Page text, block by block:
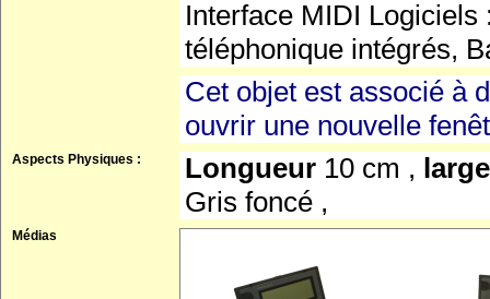
Interface MIDI Logiciels
téléphonique intégrés,
Cet objet est associé à
ouvrir une nouvelle
Aspects Physiques : Longueur 10 cm ,
Gris foncé ,
Médias